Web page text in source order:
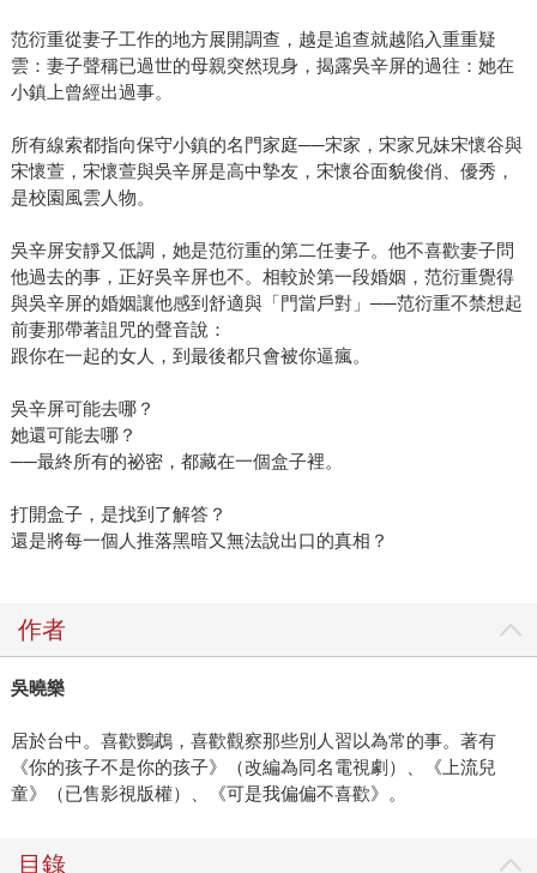
范衍重從妻子工作的地方展開調查，越是追查就越陷入重重疑
雲：妻子聲稱已過世的母親突然現身，揭露吳辛屏的過往：她在
小鎮上曾經出過事。
所有線索都指向保守小鎮的名門家庭──宋家，宋家兄妹宋懷谷與
宋懷萱，宋懷萱與吳辛屏是高中摯友，宋懷谷面貌俊俏、優秀，
是校園風雲人物。
吳辛屏安靜又低調，她是范衍重的第二任妻子。他不喜歡妻子問
他過去的事，正好吳辛屏也不。相較於第一段婚姻，范衍重覺得
與吳辛屏的婚姻讓他感到舒適與「門當戶對」──范衍重不禁想起
前妻那帶著詛咒的聲音說：
跟你在一起的女人，到最後都只會被你逼瘋。
吳辛屏可能去哪？
她還可能去哪？
──最終所有的祕密，都藏在一個盒子裡。
打開盒子，是找到了解答？
還是將每一個人推落黑暗又無法說出口的真相？
作者
吳曉樂
居於台中。喜歡鸚鵡，喜歡觀察那些別人習以為常的事。著有
《你的孩子不是你的孩子》（改編為同名電視劇）、《上流兒
童》（已售影視版權）、《可是我偏偏不喜歡》。
目錄